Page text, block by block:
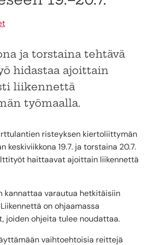
ja torstaina tehtävä
hidastaa ajoittain
liikennettä
työmaalla.
risteyksen kiertoliittymän
keskiviikkona 19.7. ja torstaina 20.7.
haittaavat ajoittain liikennettä
kannattaa varautua hetkitäisiin
on ohjaamassa
joiden ohjeita tulee noudattaa.
vaihtoehtoisia reittejä